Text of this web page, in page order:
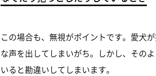
この場合も、無視がポイントです。愛犬
な声を出してしまいがち。しかし、その
いると勘違いしてしまいます。